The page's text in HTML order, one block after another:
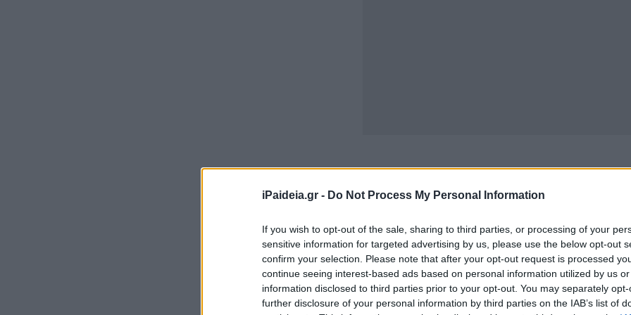
iPaideia.gr - Do Not Process My Personal Information
If you wish to opt-out of the sale, sharing to third parties, or processing of your
sensitive information for targeted advertising by us, please use the below opt-out
confirm your selection. Please note that after your opt-out request is processed
continue seeing interest-based ads based on personal information utilized by us
information disclosed to third parties prior to your opt-out. You may separately
further disclosure of your personal information by third parties on the IAB’s list of
Η οδηγία, που προέρχεται από το υπουργείο Εργασίας
κατηγοριών δικαιούχων και αποσκοπεί στη διατήρηση
οριστικοποιηθεί το νέο μοντέλο. Στο μεταξύ, εξετάζονται
προβλέπεται αναδρομική επιβολή μειώσεων για το
Οισυντάξεις χηρείας παραμένουν χωρίς μειώσεις, καθώς
εφαρμοστούν οι περικοπές που προβλέπονται από τη
αλλαγές στο ισχύον πλαίσιο. Η κατεύθυνση αυτή